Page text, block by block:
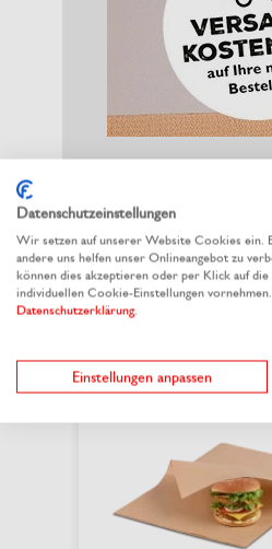
nachhaltig
Datenschutzeinstellungen
Wir setzen auf unserer Website Cookies ein.
andere uns helfen unser Onlineangebot zu
können dies akzeptieren oder per Klick auf die
individuellen Cookie-Einstellungen
Datenschutzerklärung.
Einstellungen anpassen